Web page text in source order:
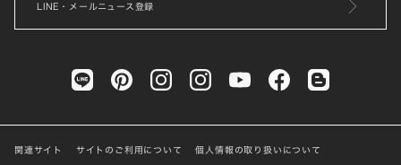
LINE・メールニュース登録
関連サイト サイトのご利用について 個人情報の取り扱いについて